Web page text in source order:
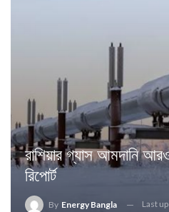
রাশিয়ার গ্যাস আমদানি
রিপোর্ট
By Energy Bangla Last